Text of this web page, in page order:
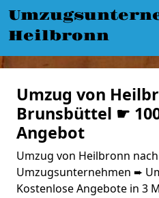
Heilbronn
Umzug von
Brunsbüttel ☛
Angebot
Umzug von Heilbronn
Umzugsunternehmen ➨
Kostenlose Angebote in 3